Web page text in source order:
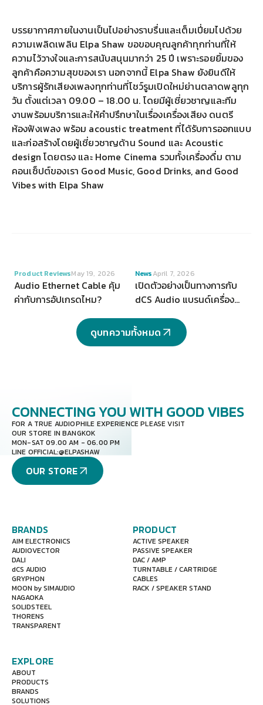
บรรยากาศภายในงานเป็นไปอย่างราบรื่นและเต็มเปี่ยมไปด้วย
ความเพลิดเพลิน Elpa Shaw ขอขอบคุณลูกค้าทุกท่านที่ให้
ความไว้วางใจและการสนับสนุนมากว่า 25 ปี เพราะรอยยิ้มของ
ลูกค้าคือความสุขของเรา นอกจากนี้ Elpa Shaw ยังยินดีให้
บริการผู้รักเสียงเพลงทุกท่านที่โชว์รูมเปิดใหม่ย่านตลาดพลูทุก
วัน ตั้งแต่เวลา 09.00 – 18.00 น. โดยมีผู้เชี่ยวชาญและทีม
งานพร้อมบริการและให้คำปรึกษาในเรื่องเครื่องเสียง ดนตรี
ห้องฟังเพลง พร้อม acoustic treatment ที่ได้รับการออกแบบ
และก่อสร้างโดยผู้เชี่ยวชาญด้าน Sound และ Acoustic
design โดยตรง และ Home Cinema รวมทั้งเครื่องดื่ม ตาม
คอนเซ็ปต์ของเรา Good Music, Good Drinks, and Good
Vibes with Elpa Shaw
VIEW
Product ReviewsMay 19, 2026
Audio Ethernet Cable คุ้ม
ค่ากับการอัปเกรดไหม?
VIEW
NewsApril 7, 2026
เปิดตัวอย่างเป็นทางการกับ
dCS Audio แบรนด์เครื่อง
ราชอาณาจักร
ดูบทความทั้งหมด
CONNECTING YOU WITH GOOD VIBES
FOR A TRUE AUDIOPHILE EXPERIENCE PLEASE VISIT
OUR STORE IN BANGKOK
MON-SAT 09.00 AM - 06.00 PM
LINE OFFICIAL:@ELPASHAW
OUR STORE
BRANDS
AIM ELECTRONICS
AUDIOVECTOR
DALI
dCS AUDIO
GRYPHON
MOON by SIMAUDIO
NAGAOKA
SOLIDSTEEL
THORENS
TRANSPARENT
PRODUCT
ACTIVE SPEAKER
PASSIVE SPEAKER
DAC / AMP
TURNTABLE / CARTRIDGE
CABLES
RACK / SPEAKER STAND
EXPLORE
ABOUT
PRODUCTS
BRANDS
SOLUTIONS